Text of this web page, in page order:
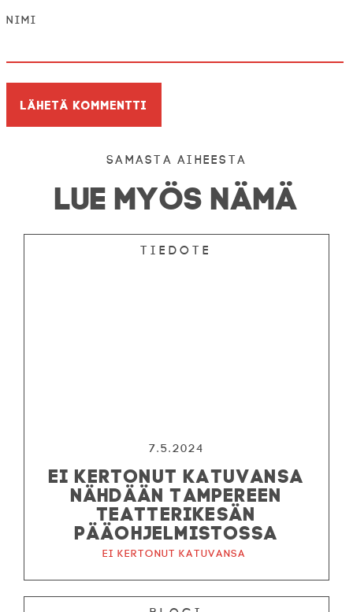
Nimi
Samasta aiheesta
LUE MYÖS NÄMÄ
Tiedote
7.5.2024
EI KERTONUT KATUVANSA
NÄHDÄÄN TAMPEREEN
TEATTERIKESÄN
PÄÄOHJELMISTOSSA
Ei kertonut katuvansa